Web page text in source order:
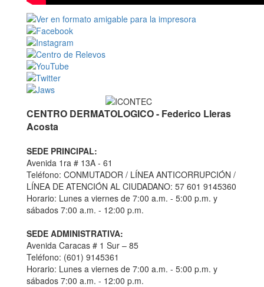
CENTRO DERMATOLOGICO - Federico Lleras
Acosta
SEDE PRINCIPAL:
Avenida 1ra # 13A - 61
Teléfono: CONMUTADOR / LÍNEA ANTICORRUPCIÓN /
LÍNEA DE ATENCIÓN AL CIUDADANO: 57 601 9145360
Horario: Lunes a viernes de 7:00 a.m. - 5:00 p.m. y
sábados 7:00 a.m. - 12:00 p.m.
SEDE ADMINISTRATIVA:
Avenida Caracas # 1 Sur – 85
Teléfono: (601) 9145361
Horario: Lunes a viernes de 7:00 a.m. - 5:00 p.m. y
sábados 7:00 a.m. - 12:00 p.m.